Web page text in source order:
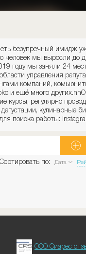
безупречный имидж
человек мы выросли до
году мы заняли 24
управления
компаний,
и ещё много
курсы, регулярно
кулинарные
поиска работы:
Сортировать по: Дата
ООО Сиарес